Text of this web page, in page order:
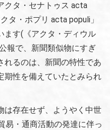
クタ・セナトゥス acta
タ・ポプリ acta populi」
ます(《アクタ・ディウル
報で、新聞類似物にすぎ
れるのは、新聞の特性であ
期性を備えていたとみられ
は存在せず、ようやく中世
易・通商活動の発達に伴っ